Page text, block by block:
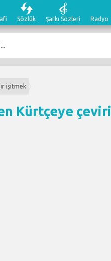
Sözlük Şarkı Sözleri Radyo
işitmek
Kürtçeye çeviri